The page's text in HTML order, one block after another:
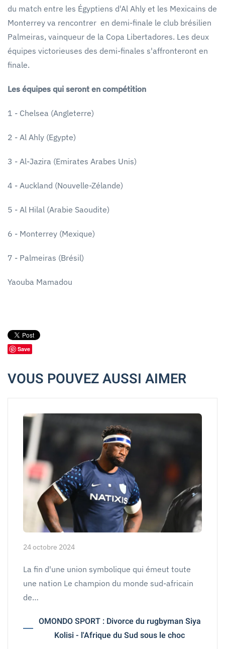
du match entre les Égyptiens d'Al Ahly et les Mexicains de
Monterrey va rencontrer en demi-finale le club brésilien
Palmeiras, vainqueur de la Copa Libertadores. Les deux
équipes victorieuses des demi-finales s'affronteront en
finale.
Les équipes qui seront en compétition
1 - Chelsea (Angleterre)
2 - Al Ahly (Egypte)
3 - Al-Jazira (Emirates Arabes Unis)
4 - Auckland (Nouvelle-Zélande)
5 - Al Hilal (Arabie Saoudite)
6 - Monterrey (Mexique)
7 - Palmeiras (Brésil)
Yaouba Mamadou
Save
VOUS POUVEZ AUSSI AIMER
24 octobre 2024
La fin d'une union symbolique qui émeut toute
une nation Le champion du monde sud-africain
de…
OMONDO SPORT : Divorce du rugbyman Siya
Kolisi - l'Afrique du Sud sous le choc